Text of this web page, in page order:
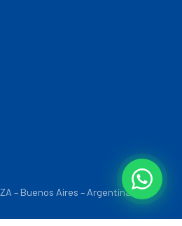
– Buenos Aires – Argentina